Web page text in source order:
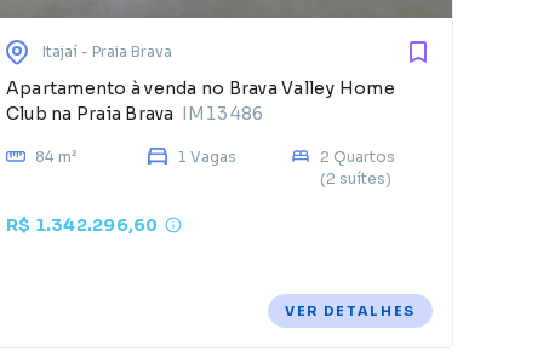
Itajaí - Praia Brava
Apartamento à venda no Brava Valley Home
Club na Praia Brava IM13486
84 m² 1 Vagas
2 Quartos
(2 suítes)
R$ 1.342.296,60
VER DETALHES